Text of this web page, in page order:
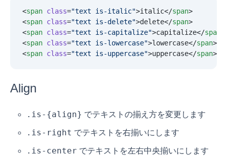
<span class="text is-italic">italic</span>
<span class="text is-delete">delete</span>
<span class="text is-capitalize">capitalize</span
<span class="text is-lowercase">lowercase</span>
<span class="text is-uppercase">uppercase</span>
Align
.is-{align} でテキストの揃え方を変更します
.is-right でテキストを右揃いにします
.is-center でテキストを左右中央揃いにします